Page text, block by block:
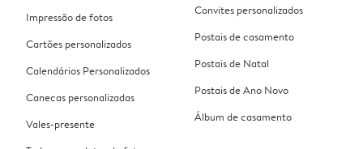
Impressão de fotos
Cartões personalizados
Calendários Personalizados
Canecas personalizadas
Vales-presente
Convites personalizados
Postais de casamento
Postais de Natal
Postais de Ano Novo
Álbum de casamento